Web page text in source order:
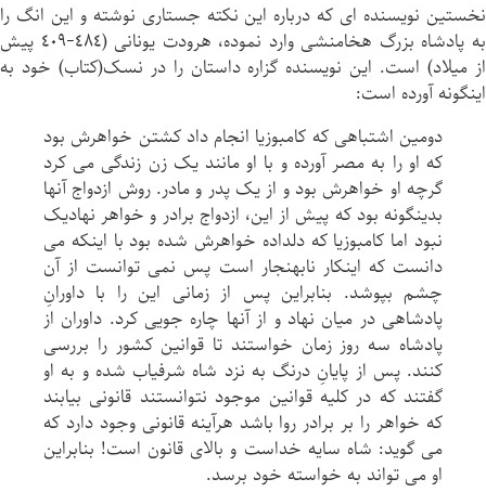
نخستين نويسنده اى كه درباره اين نکته جستاری نوشته و اين انگ را
به پادشاه بزرگ هخامنشى وارد نموده، هرودت یونانی (٤٨٤-٤٠٩ پيش
از ميلاد) است. اين نويسنده گزاره داستان را در نسک(کتاب) خود به
اينگونه آورده است:
دومين اشتباهی كه كامبوزيا انجام داد كشتن خواهرش بود
كه او را به مصر آورده و با او مانند يک زن زندگى می كرد
گرچه او خواهرش بود و از يک پدر و مادر. روش ازدواج آنها
بدينگونه بود كه پيش از اين، ازدواج برادر و خواهر نهادیک
نبود اما كامبوزيا كه دلداده خواهرش شده بود با اينكه می
دانست كه اينكار نابهنجار است پس نمی توانست از آن
چشم بپوشد. بنابراين پس از زمانی اين را با داورانِ
پادشاهی در ميان نهاد و از آنها چاره جویى كرد. داوران از
پادشاه سه روز زمان خواستند تا قوانين كشور را بررسى
كنند. پس از پايانِ درنگ به نزد شاه شرفياب شده و به او
گفتند كه در كليه قوانين موجود نتوانستند قانونى بيابند
كه خواهر را بر برادر روا باشد هرآینه قانونى وجود دارد كه
می گويد: شاه سايه خداست و بالای قانون است! بنابراين
او می تواند به خواسته خود برسد.